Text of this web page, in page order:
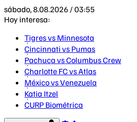
sábado, 8.08.2026 / 03:55
Hoy interesa:
Tigres vs Minnesota
Cincinnati vs Pumas
Pachuca vs Columbus Crew
Charlotte FC vs Atlas
México vs Venezuela
Katia Itzel
CURP Biométrica